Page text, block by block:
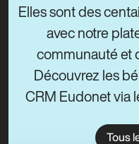
Elles sont des
avec notre
communauté et
Découvrez les
CRM Eudonet via
Tous